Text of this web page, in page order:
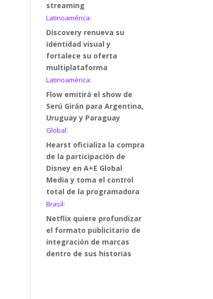
streaming
Latinoamérica:
Discovery renueva su
identidad visual y
fortalece su oferta
multiplataforma
Latinoamérica:
Flow emitirá el show de
Serú Girán para Argentina,
Uruguay y Paraguay
Global:
Hearst oficializa la compra
de la participación de
Disney en A+E Global
Media y toma el control
total de la programadora
Brasil:
Netflix quiere profundizar
el formato publicitario de
integración de marcas
dentro de sus historias